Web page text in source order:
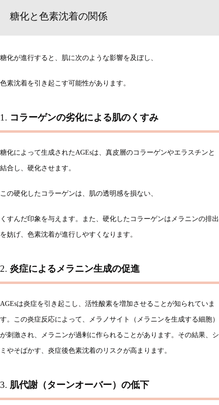
糖化と色素沈着の関係
糖化が進行すると、肌に次のような影響を及ぼし、
色素沈着を引き起こす可能性があります。
1. コラーゲンの劣化による肌のくすみ
糖化によって生成されたAGEsは、真皮層のコラーゲンやエラスチンと
結合し、硬化させます。
この硬化したコラーゲンは、肌の透明感を損ない、
くすんだ印象を与えます。また、硬化したコラーゲンはメラニンの排出
を妨げ、色素沈着が進行しやすくなります。
2. 炎症によるメラニン生成の促進
AGEsは炎症を引き起こし、活性酸素を増加させることが知られていま
す。この炎症反応によって、メラノサイト（メラニンを生成する細胞）
が刺激され、メラニンが過剰に作られることがあります。その結果、シ
ミやそばかす、炎症後色素沈着のリスクが高まります。
3. 肌代謝（ターンオーバー）の低下